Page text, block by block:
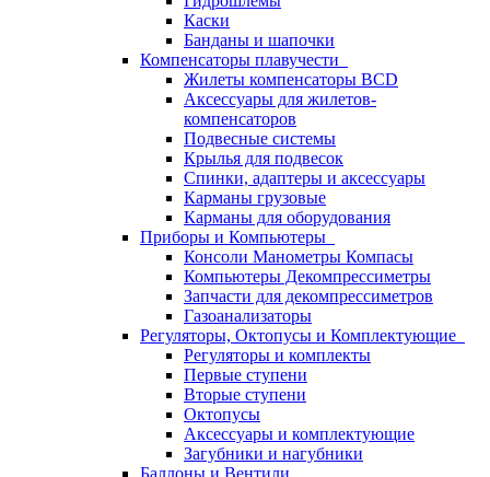
Каски
Банданы и шапочки
Компенсаторы плавучести
Жилеты компенсаторы BCD
Аксессуары для жилетов-
компенсаторов
Подвесные системы
Крылья для подвесок
Спинки, адаптеры и аксессуары
Карманы грузовые
Карманы для оборудования
Приборы и Компьютеры
Консоли Манометры Компасы
Компьютеры Декомпрессиметры
Запчасти для декомпрессиметров
Газоанализаторы
Регуляторы, Октопусы и Комплектующие
Регуляторы и комплекты
Первые ступени
Вторые ступени
Октопусы
Аксессуары и комплектующие
Загубники и нагубники
Баллоны и Вентили